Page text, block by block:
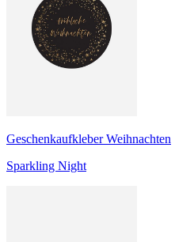
Geschenkaufkleber Weihnachten
Sparkling Night